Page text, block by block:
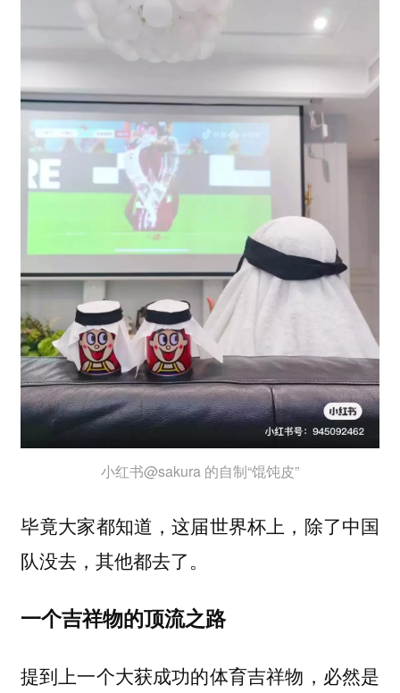
小红书@sakura 的自制“馄饨皮”
毕竟大家都知道，这届世界杯上，除了中国
队没去，其他都去了。
一个吉祥物的顶流之路
提到上一个大获成功的体育吉祥物，必然是